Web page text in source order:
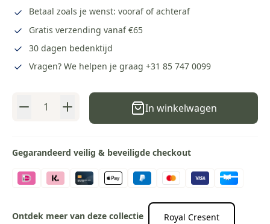
Betaal zoals je wenst: vooraf of achteraf
Gratis verzending vanaf €65
30 dagen bedenktijd
Vragen? We helpen je graag +31 85 747 0099
Aantal In winkelwagen
Gegarandeerd veilig & beveiligde checkout
Ontdek meer van deze collectie Royal Cresent